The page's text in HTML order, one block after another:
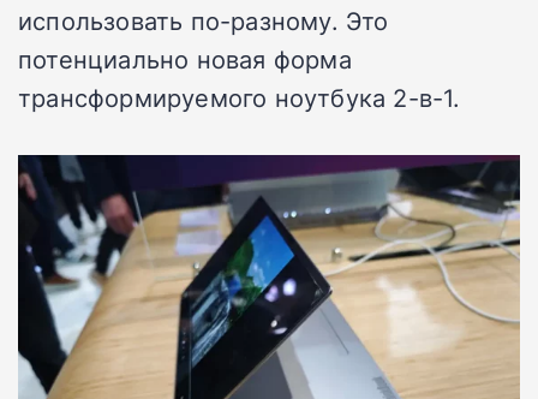
использовать по-разному. Это
потенциально новая форма
трансформируемого ноутбука 2-в-1.